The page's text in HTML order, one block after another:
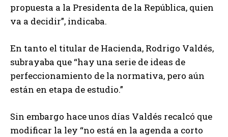
propuesta a la Presidenta de la República, quien
va a decidir”, indicaba.
En tanto el titular de Hacienda, Rodrigo Valdés,
subrayaba que “hay una serie de ideas de
perfeccionamiento de la normativa, pero aún
están en etapa de estudio.”
Sin embargo hace unos días Valdés recalcó que
modificar la ley “no está en la agenda a corto